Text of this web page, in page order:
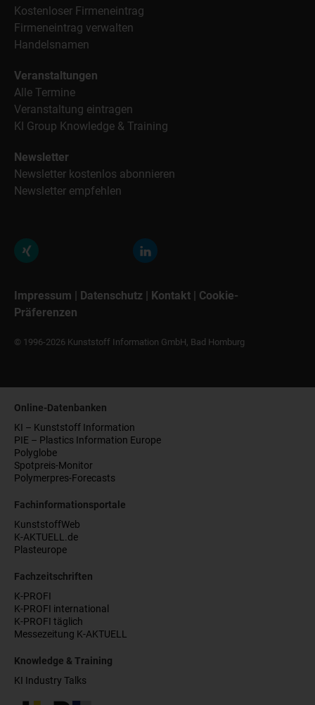
Kostenloser Firmeneintrag
Firmeneintrag verwalten
Handelsnamen
Veranstaltungen
Alle Termine
Veranstaltung eintragen
KI Group Knowledge & Training
Newsletter
Newsletter kostenlos abonnieren
Newsletter empfehlen
Impressum | Datenschutz | Kontakt | Cookie-
Präferenzen
© 1996-2026 Kunststoff Information GmbH, Bad Homburg
Online-Datenbanken
KI – Kunststoff Information
PIE – Plastics Information Europe
Polyglobe
Spotpreis-Monitor
Polymerpres-Forecasts
Fachinformationsportale
KunststoffWeb
K-AKTUELL.de
Plasteurope
Fachzeitschriften
K-PROFI
K-PROFI international
K-PROFI täglich
Messezeitung K-AKTUELL
Knowledge & Training
KI Industry Talks